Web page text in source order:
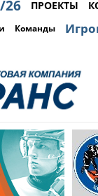
26 ПРОЕКТЫ
Команды